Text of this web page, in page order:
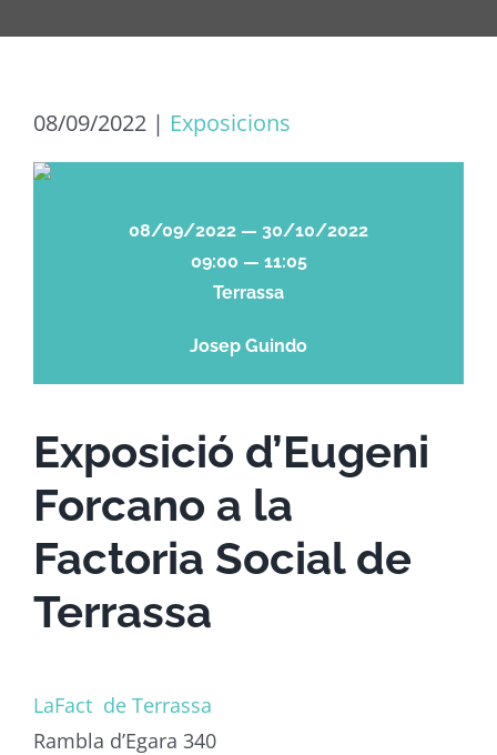
08/09/2022 | Exposicions
Exposició d’Eugeni
Forcano a la
Factoria Social de
Terrassa
LaFact de Terrassa
Rambla d’Egara 340
08/09/2022 — 30/10/2022
09:00 — 11:05
Terrassa
Josep Guindo